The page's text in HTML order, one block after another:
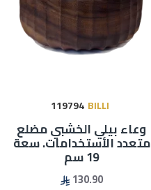
BILLI
119794
وعاء بيلي الخشبي مضلع
متعدد الأستخدامات. سعة
19 سم
130.90